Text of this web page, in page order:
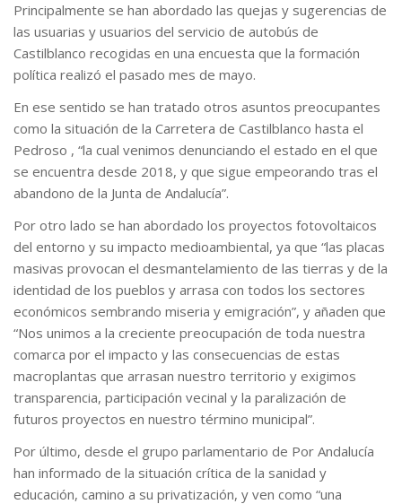
Principalmente se han abordado las quejas y sugerencias de
las usuarias y usuarios del servicio de autobús de
Castilblanco recogidas en una encuesta que la formación
política realizó el pasado mes de mayo.
En ese sentido se han tratado otros asuntos preocupantes
como la situación de la Carretera de Castilblanco hasta el
Pedroso , “la cual venimos denunciando el estado en el que
se encuentra desde 2018, y que sigue empeorando tras el
abandono de la Junta de Andalucía”.
Por otro lado se han abordado los proyectos fotovoltaicos
del entorno y su impacto medioambiental, ya que “las placas
masivas provocan el desmantelamiento de las tierras y de la
identidad de los pueblos y arrasa con todos los sectores
económicos sembrando miseria y emigración”, y añaden que
“Nos unimos a la creciente preocupación de toda nuestra
comarca por el impacto y las consecuencias de estas
macroplantas que arrasan nuestro territorio y exigimos
transparencia, participación vecinal y la paralización de
futuros proyectos en nuestro término municipal”.
Por último, desde el grupo parlamentario de Por Andalucía
han informado de la situación crítica de la sanidad y
educación, camino a su privatización, y ven como “una